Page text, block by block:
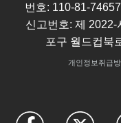
번호: 110-81-
신고번호: 제
포구 월드컵북
개인정보취급